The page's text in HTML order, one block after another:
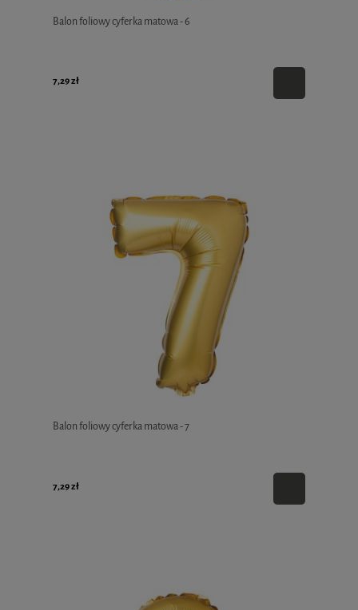
Balon foliowy cyferka matowa - 6
7,29 zł
Balon foliowy cyferka matowa - 7
7,29 zł